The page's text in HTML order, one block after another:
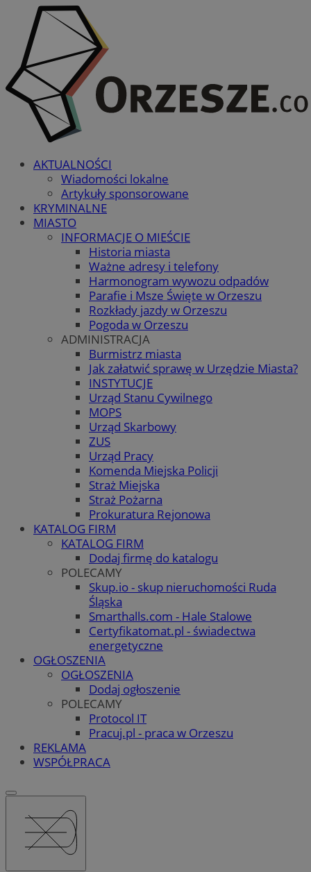
AKTUALNOŚCI
Wiadomości lokalne
Artykuły sponsorowane
KRYMINALNE
MIASTO
INFORMACJE O MIEŚCIE
Historia miasta
Ważne adresy i telefony
Harmonogram wywozu odpadów
Parafie i Msze Święte w Orzeszu
Rozkłady jazdy w Orzeszu
Pogoda w Orzeszu
ADMINISTRACJA
Burmistrz miasta
Jak załatwić sprawę w Urzędzie Miasta?
INSTYTUCJE
Urząd Stanu Cywilnego
MOPS
Urząd Skarbowy
ZUS
Urząd Pracy
Komenda Miejska Policji
Straż Miejska
Straż Pożarna
Prokuratura Rejonowa
KATALOG FIRM
KATALOG FIRM
Dodaj firmę do katalogu
POLECAMY
Skup.io - skup nieruchomości Ruda
Śląska
Smarthalls.com - Hale Stalowe
Certyfikatomat.pl - świadectwa
energetyczne
OGŁOSZENIA
OGŁOSZENIA
Dodaj ogłoszenie
POLECAMY
Protocol IT
Pracuj.pl - praca w Orzeszu
REKLAMA
WSPÓŁPRACA